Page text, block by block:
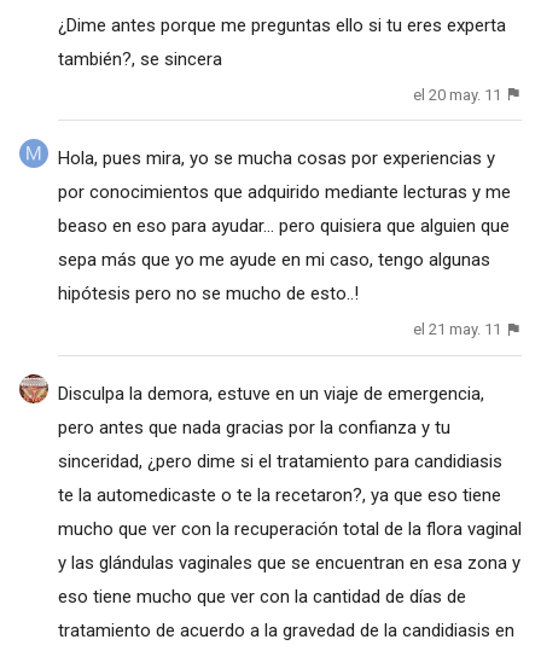
¿Dime antes porque me preguntas ello si tu eres experta
también?, se sincera
el 20 may. 11
Hola, pues mira, yo se mucha cosas por experiencias y
por conocimientos que adquirido mediante lecturas y me
beaso en eso para ayudar... pero quisiera que alguien que
sepa más que yo me ayude en mi caso, tengo algunas
hipótesis pero no se mucho de esto..!
el 21 may. 11
Disculpa la demora, estuve en un viaje de emergencia,
pero antes que nada gracias por la confianza y tu
sinceridad, ¿pero dime si el tratamiento para candidiasis
te la automedicaste o te la recetaron?, ya que eso tiene
mucho que ver con la recuperación total de la flora vaginal
y las glándulas vaginales que se encuentran en esa zona y
eso tiene mucho que ver con la cantidad de días de
tratamiento de acuerdo a la gravedad de la candidiasis en